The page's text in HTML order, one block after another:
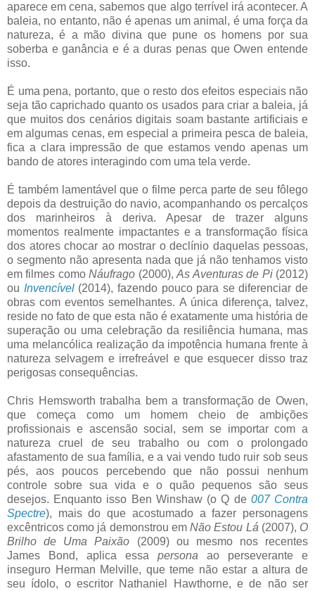
aparece em cena, sabemos que algo terrível irá acontecer. A
baleia, no entanto, não é apenas um animal, é uma força da
natureza, é a mão divina que pune os homens por sua
soberba e ganância e é a duras penas que Owen entende
isso.
É uma pena, portanto, que o resto dos efeitos especiais não
seja tão caprichado quanto os usados para criar a baleia, já
que muitos dos cenários digitais soam bastante artificiais e
em algumas cenas, em especial a primeira pesca de baleia,
fica a clara impressão de que estamos vendo apenas um
bando de atores interagindo com uma tela verde.
É também lamentável que o filme perca parte de seu fôlego
depois da destruição do navio, acompanhando os percalços
dos marinheiros à deriva. Apesar de trazer alguns
momentos realmente impactantes e a transformação física
dos atores chocar ao mostrar o declínio daquelas pessoas,
o segmento não apresenta nada que já não tenhamos visto
em filmes comoNáufrago (2000),As Aventuras de Pi (2012)
ou Invencível (2014), fazendo pouco para se diferenciar de
obras com eventos semelhantes. A única diferença, talvez,
reside no fato de que esta não é exatamente uma história de
superação ou uma celebração da resiliência humana, mas
uma melancólica realização da impotência humana frente à
natureza selvagem e irrefreável e que esquecer disso traz
perigosas consequências.
Chris Hemsworth trabalha bem a transformação de Owen,
que começa como um homem cheio de ambições
profissionais e ascensão social, sem se importar com a
natureza cruel de seu trabalho ou com o prolongado
afastamento de sua família, e a vai vendo tudo ruir sob seus
pés, aos poucos percebendo que não possui nenhum
controle sobre sua vida e o quão pequenos são seus
desejos. Enquanto isso Ben Winshaw (o Q de 007 Contra
Spectre), mais do que acostumado a fazer personagens
excêntricos como já demonstrou emNão Estou Lá (2007), O
Brilho de Uma Paixão (2009) ou mesmo nos recentes
James Bond, aplica essa persona ao perseverante e
inseguro Herman Melville, que teme não estar a altura de
seu ídolo, o escritor Nathaniel Hawthorne, e de não ser